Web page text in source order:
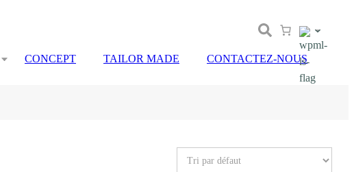
CONCEPT TAILOR MADE CONTACTEZ-NOUS